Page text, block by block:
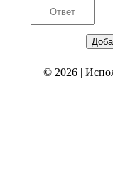
© 2026|